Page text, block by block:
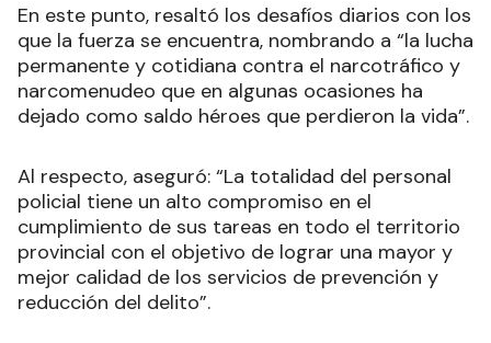
En este punto, resaltó los desafíos diarios con los
que la fuerza se encuentra, nombrando a “la lucha
permanente y cotidiana contra el narcotráfico y
narcomenudeo que en algunas ocasiones ha
dejado como saldo héroes que perdieron la vida”.
Al respecto, aseguró: “La totalidad del personal
policial tiene un alto compromiso en el
cumplimiento de sus tareas en todo el territorio
provincial con el objetivo de lograr una mayor y
mejor calidad de los servicios de prevención y
reducción del delito”.